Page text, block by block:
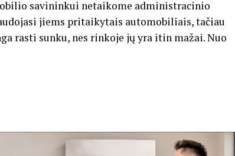
savininkui netaikome administracinio
jiems pritaikytais automobiliais, tačiau
rasti sunku, nes rinkoje jų yra itin mažai. Nuo